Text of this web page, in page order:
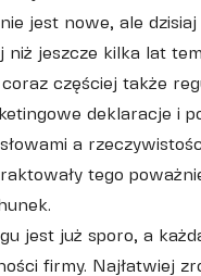
jest nowe, ale dzisiaj
niż jeszcze kilka lat
częściej także
deklaracje i
a
tego
jest już sporo, a
firmy. Najłatwiej